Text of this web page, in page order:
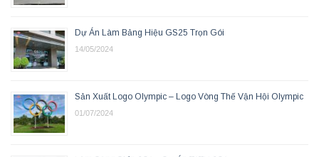
Dự Án Làm Bảng Hiệu GS25 Trọn Gói
14/05/2024
Sản Xuất Logo Olympic – Logo Vòng Thế Vận Hội Olympic
01/07/2024